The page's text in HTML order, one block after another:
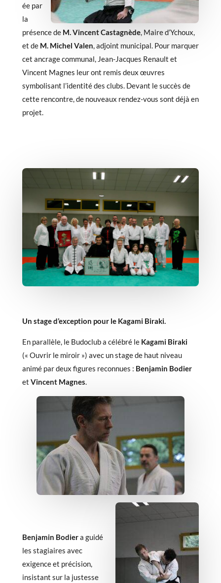
ée par
la
présence de M. Vincent Castagnède, Maire d’Ychoux,
et de M. Michel Valen , adjoint municipal. Pour marquer
cet ancrage communal, Jean-Jacques Renault et
Vincent Magnes leur ont remis deux œuvres
symbolisant l’identité des clubs. Devant le succès de
cette rencontre, de nouveaux rendez-vous sont déjà en
projet.
Un stage d’exception pour le Kagami Biraki.
En parallèle, le Budoclub a célébré le Kagami Biraki
(« Ouvrir le miroir ») avec un stage de haut niveau
animé par deux figures reconnues : Benjamin Bodier
et Vincent Magnes
Benjamin Bodiera guidé
les stagiaires avec
exigence et précision,
insistant sur la justesse